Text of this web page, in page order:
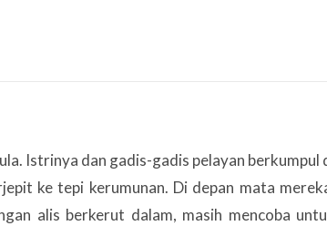
Istrinya dan gadis-gadis pelayan berkumpul
ke tepi kerumunan. Di depan mata
alis berkerut dalam, masih mencoba